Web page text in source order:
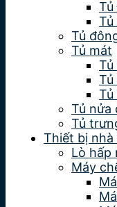
Tủ
Tủ mát
Tủ
Tủ
Tủ
Tủ nửa
Tủ
Thiết bị nhà
Lò hấp
Máy